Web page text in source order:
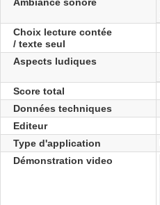
Choix lecture contée
/ texte seul
Aspects ludiques
Score total
Données techniques
Editeur
Type d'application
Démonstration video